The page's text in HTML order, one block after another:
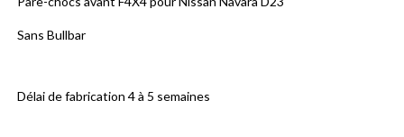
Sans Bullbar
Délai de fabrication 4 à 5 semaines